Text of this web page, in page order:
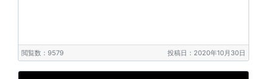
閲覧数：9579 投稿日：2020年10月30日